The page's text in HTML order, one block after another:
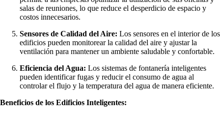
salas de reuniones, lo que reduce el desperdicio de espacio y
costos innecesarios.
Sensores de Calidad del Aire: Los sensores en el interior de los
edificios pueden monitorear la calidad del aire y ajustar la
ventilación para mantener un ambiente saludable y confortable.
Eficiencia del Agua: Los sistemas de fontanería inteligentes
pueden identificar fugas y reducir el consumo de agua al
controlar el flujo y la temperatura del agua de manera eficiente.
Beneficios de los Edificios Inteligentes: